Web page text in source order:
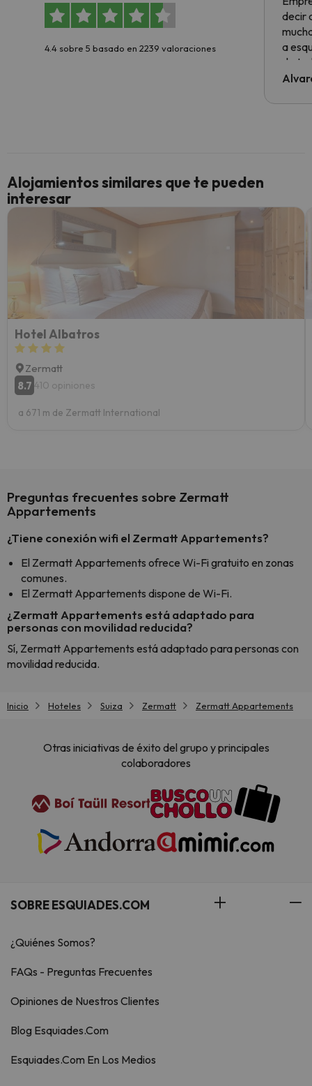
4.4 sobre 5 basado en 2239 valoraciones
decir
a
de
al
culpa
yo.
Alojamientos similares que te pueden
interesar
Hotel Albatros
Zermatt
8.7 410 opiniones
a 671 m de Zermatt International
Preguntas frecuentes sobre Zermatt
Appartements
¿Tiene conexión wifi el Zermatt Appartements?
El Zermatt Appartements ofrece Wi-Fi gratuito en zonas
comunes.
El Zermatt Appartements dispone de Wi-Fi.
¿Zermatt Appartements está adaptado para
personas con movilidad reducida?
Sí, Zermatt Appartements está adaptado para personas con
movilidad reducida.
Inicio Hoteles Suiza Zermatt Zermatt Appartements
Otras iniciativas de éxito del grupo y principales
colaboradores
SOBRE ESQUIADES.COM
¿Quiénes Somos?
FAQs - Preguntas Frecuentes
Opiniones de Nuestros Clientes
Blog Esquiades.Com
Esquiades.Com En Los Medios